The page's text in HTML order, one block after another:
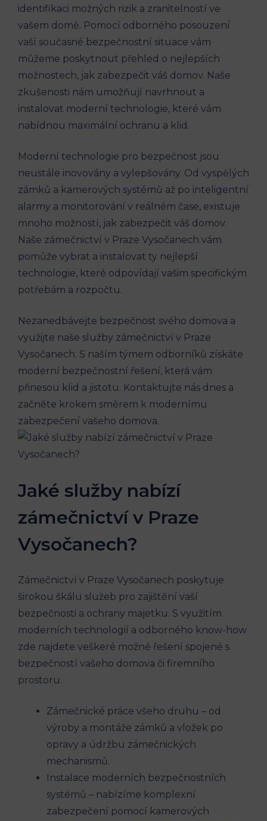
identifikaci možných rizik a zranitelností ve
vašem domě. Pomocí odborného posouzení
vaší současné bezpečnostní situace vám
můžeme poskytnout přehled o nejlepších
možnostech, jak zabezpečit váš domov. Naše
zkušenosti nám umožňují navrhnout a
instalovat moderní technologie, které vám
nabídnou maximální ochranu a klid.
Moderní technologie pro bezpečnost jsou
neustále inovovány a vylepšovány. Od vyspělých
zámků a kamerových systémů až po inteligentní
alarmy a monitorování v reálném čase, existuje
mnoho možností, jak zabezpečit váš domov.
Naše zámečnictví v Praze Vysočanech vám
pomůže vybrat a instalovat ty nejlepší
technologie, které odpovídají vašim specifickým
potřebám a rozpočtu.
Nezanedbávejte bezpečnost svého domova a
využijte naše služby zámečnictví v Praze
Vysočanech. S naším týmem odborníků získáte
moderní bezpečnostní řešení, která vám
přinesou klid a jistotu. Kontaktujte nás dnes a
začněte krokem směrem k modernímu
zabezpečení vašeho domova.
Jaké služby nabízí
zámečnictví v Praze
Vysočanech?
Zámečnictví v Praze Vysočanech poskytuje
širokou škálu služeb pro zajištění vaší
bezpečnosti a ochrany majetku. S využitím
moderních technologií a odborného know-how
zde najdete veškeré možné řešení spojené s
bezpečností vašeho domova či firemního
prostoru.
Zámečnické práce všeho druhu – od
výroby a montáže zámků a vložek po
opravy a údržbu zámečnických
mechanismů.
Instalace moderních bezpečnostních
systémů – nabízíme komplexní
zabezpečení pomocí kamerových